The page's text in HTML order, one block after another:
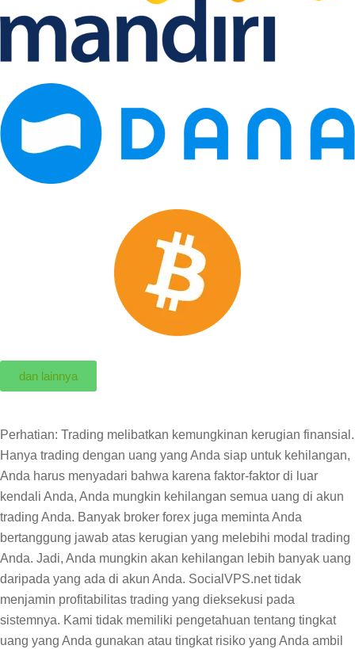
dan lainnya
Perhatian: Trading melibatkan kemungkinan kerugian finansial.
Hanya trading dengan uang yang Anda siap untuk kehilangan,
Anda harus menyadari bahwa karena faktor-faktor di luar
kendali Anda, Anda mungkin kehilangan semua uang di akun
trading Anda. Banyak broker forex juga meminta Anda
bertanggung jawab atas kerugian yang melebihi modal trading
Anda. Jadi, Anda mungkin akan kehilangan lebih banyak uang
daripada yang ada di akun Anda. SocialVPS.net tidak
menjamin profitabilitas trading yang dieksekusi pada
sistemnya. Kami tidak memiliki pengetahuan tentang tingkat
uang yang Anda gunakan atau tingkat risiko yang Anda ambil